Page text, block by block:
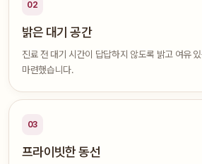
02
밝은 대기 공간
진료 전 대기 시간이 답답하지 않도록 밝고 여유
마련했습니다.
03
프라이빗한 동선